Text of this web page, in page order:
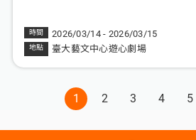
2026/03/14 - 2026/03/15
臺大藝文中心遊心劇場
1 2 3 4 5